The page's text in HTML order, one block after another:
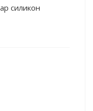
силикон